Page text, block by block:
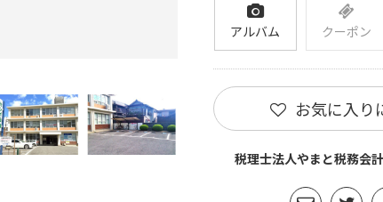
アルバム クーポン
お気に入り
税理士法人やまと税務会